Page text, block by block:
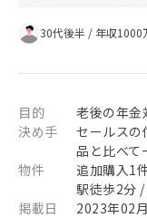
30代後半 / 年収1000
目的
老後の年金
決め手
セールスの
品と比べて
物件
追加購入1
駅徒歩2分
掲載日
2023年02